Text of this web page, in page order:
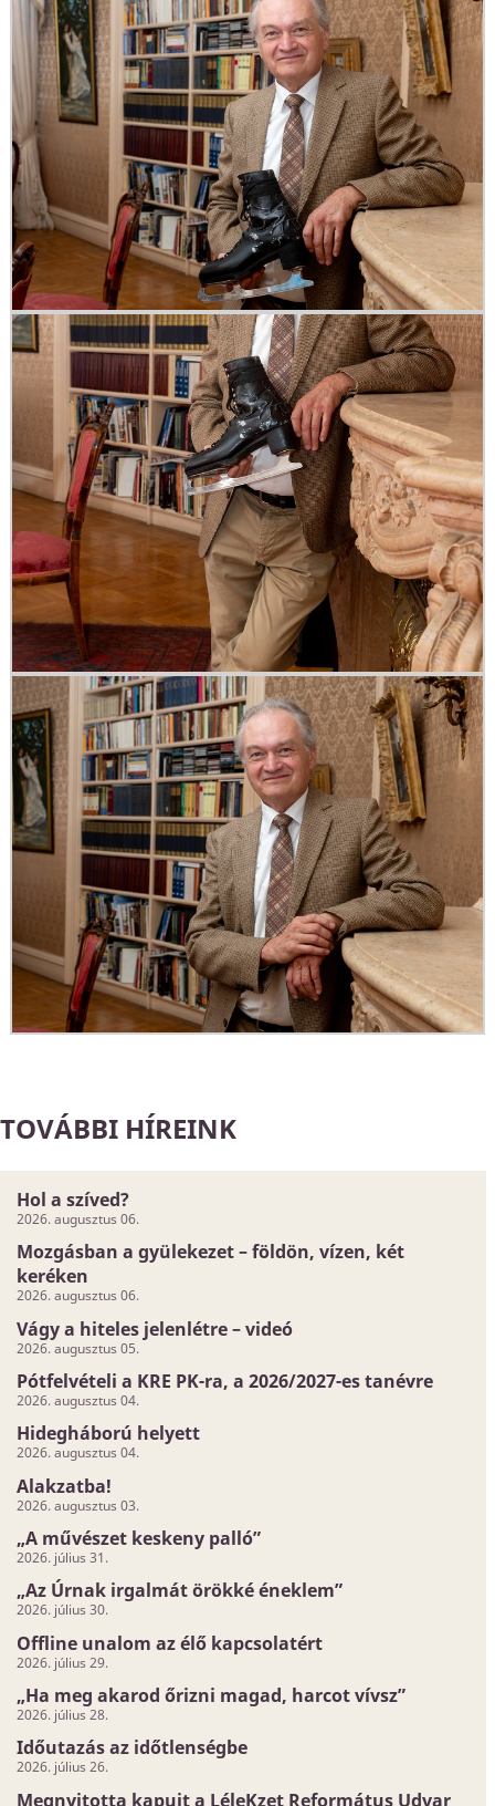
TOVÁBBI HÍREINK
Hol a szíved?
2026. augusztus 06.
Mozgásban a gyülekezet – földön, vízen, két
keréken
2026. augusztus 06.
Vágy a hiteles jelenlétre – videó
2026. augusztus 05.
Pótfelvételi a KRE PK-ra, a 2026/2027-es tanévre
2026. augusztus 04.
Hidegháború helyett
2026. augusztus 04.
Alakzatba!
2026. augusztus 03.
„A művészet keskeny palló”
2026. július 31.
„Az Úrnak irgalmát örökké éneklem”
2026. július 30.
Offline unalom az élő kapcsolatért
2026. július 29.
„Ha meg akarod őrizni magad, harcot vívsz”
2026. július 28.
Időutazás az időtlenségbe
2026. július 26.
Megnyitotta kapuit a LéleKzet Református Udvar